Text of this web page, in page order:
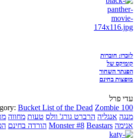
לזכרו: חוברות
קומיקס של
הפנתר השחור
מופצות בחינם
עדי פרל
Bucket List of the Dead Zombie 100
מנגה אנגליה הרברט גורג' וולס טעות מחווה
אנימה
Monster #8 Beastars הורדה בחינם